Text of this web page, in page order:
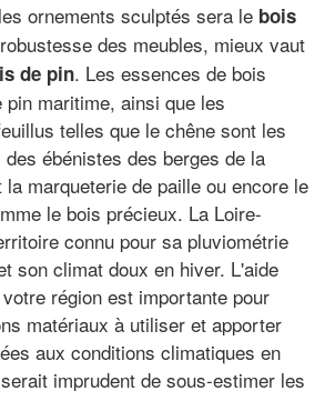
ornements sculptés sera le bois
des meubles, mieux vaut
de pin. Les essences de bois
maritime, ainsi que les
telles que le chêne sont les
ébénistes des berges de la
marqueterie de paille ou encore le
le bois précieux. La Loire-
connu pour sa pluviométrie
son climat doux en hiver. L'aide
région est importante pour
matériaux à utiliser et apporter
aux conditions climatiques en
imprudent de sous-estimer les